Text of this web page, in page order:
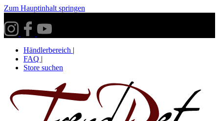
Zum Hauptinhalt springen
Händlerbereich |
FAQ |
Store suchen